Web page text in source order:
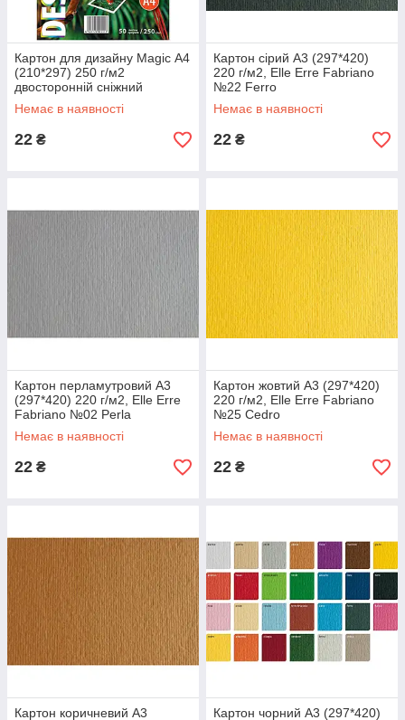
Картон для дизайну Magic А4
(210*297) 250 г/м2
двосторонній сніжний
перламутр
Немає в наявності
22 ₴
Картон сірий А3 (297*420)
220 г/м2, Elle Erre Fabriano
№22 Ferro
Немає в наявності
22 ₴
Картон перламутровий А3
(297*420) 220 г/м2, Elle Erre
Fabriano №02 Perla
Немає в наявності
22 ₴
Картон жовтий А3 (297*420)
220 г/м2, Elle Erre Fabriano
№25 Cedro
Немає в наявності
22 ₴
Картон коричневий А3 Картон чорний А3 (297*420)